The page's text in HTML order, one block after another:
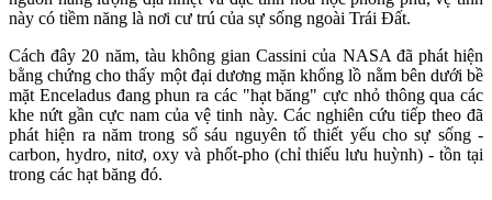
này có tiềm năng là nơi cư trú của sự sống ngoài Trái Đất.
Cách đây 20 năm, tàu không gian Cassini của NASA đã phát hiện
bằng chứng cho thấy một đại dương mặn khổng lồ nằm bên dưới bề
mặt Enceladus đang phun ra các "hạt băng" cực nhỏ thông qua các
khe nứt gần cực nam của vệ tinh này. Các nghiên cứu tiếp theo đã
phát hiện ra năm trong số sáu nguyên tố thiết yếu cho sự sống -
carbon, hydro, nitơ, oxy và phốt-pho (chỉ thiếu lưu huỳnh) - tồn tại
trong các hạt băng đó.